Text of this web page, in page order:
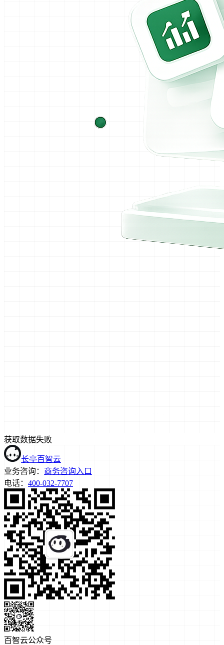
获取数据失败
长亭百智云
业务咨询： 商务咨询入口
电话： 400-032-7707
百智云公众号